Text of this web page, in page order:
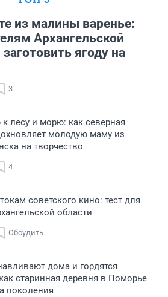
из малины варенье:
Архангельской
ягоду на
3
лесу и морю: как северная
молодую маму из
на творчество
4
советского кино: тест для
области
Обсудить
дома и гордятся
старинная деревня в Поморье
поколения